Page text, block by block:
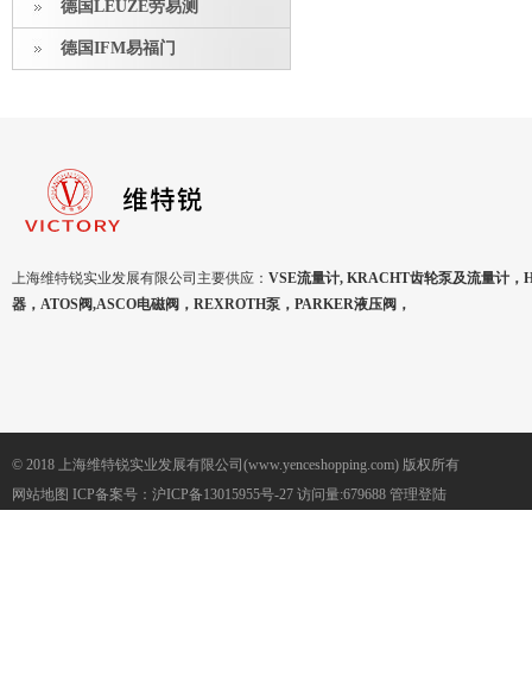
德国LEUZE劳易测
德国IFM易福门
上海维特锐实业发展有限公司主要供应： VSE流量计, KRACHT齿轮泵及流量计，
器，ATOS阀,ASCO电磁阀，REXROTH泵，PARKER液压阀，
© 2018 上海维特锐实业发展有限公司(www.yenceshopping.com) 版权所有
网站地图 ICP备案号： 沪ICP备13015955号-27 访问量:679688 管理登陆